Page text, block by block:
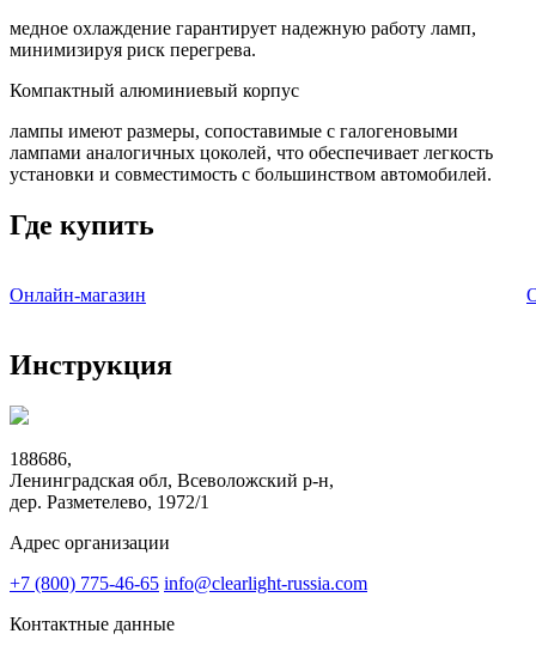
медное охлаждение гарантирует надежную работу ламп,
минимизируя риск перегрева.
Компактный алюминиевый корпус
лампы имеют размеры, сопоставимые с галогеновыми
лампами аналогичных цоколей, что обеспечивает легкость
установки и совместимость с большинством автомобилей.
Где купить
Онлайн-магазин
Инструкция
188686,
Ленинградская обл, Всеволожский р-н,
дер. Разметелево, 1972/1
Адрес организации
+7 (800) 775-46-65 info@clearlight-russia.com
Контактные данные